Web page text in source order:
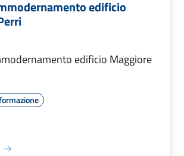
edificio
edificio Maggiore